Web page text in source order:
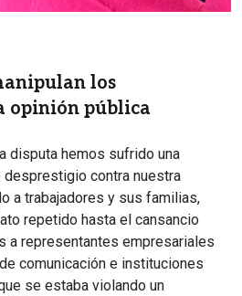
los
opinión pública
disputa hemos sufrido una
desprestigio contra nuestra
a trabajadores y sus familias,
repetido hasta el cansancio
a representantes empresariales
comunicación e instituciones
se estaba violando un